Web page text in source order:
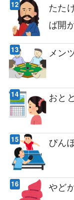
たた
ば開
メン
おと
ぴん
やど